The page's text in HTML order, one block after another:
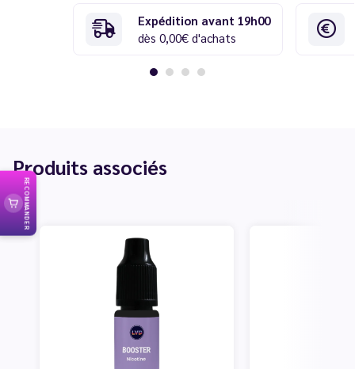
Expédition avant 19h00
dès 0,00€ d'achats
Produits associés
RECOMMANDER